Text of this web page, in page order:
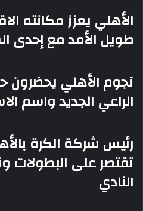
الأهلي يعزز مكانته
طويل الأمد مع إحدى
نجوم الأهلي يحضرون
الراعي الجديد واسم
رئيس شركة الكرة
تقتصر على البطولات
النادي